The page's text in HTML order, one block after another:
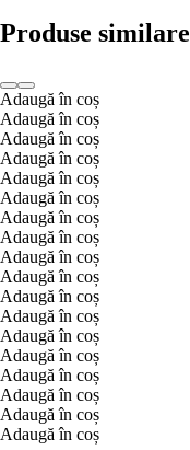
Produse similare
Adaugă în coș
Adaugă în coș
Adaugă în coș
Adaugă în coș
Adaugă în coș
Adaugă în coș
Adaugă în coș
Adaugă în coș
Adaugă în coș
Adaugă în coș
Adaugă în coș
Adaugă în coș
Adaugă în coș
Adaugă în coș
Adaugă în coș
Adaugă în coș
Adaugă în coș
Adaugă în coș